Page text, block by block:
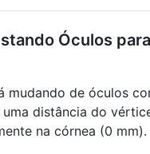
{1,048} =
-3,82 \,
\text{D}
Óculos
mudando de óculos
distância do
na córnea (0 mm).